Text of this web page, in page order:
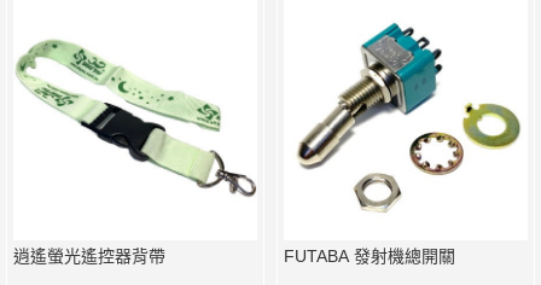
逍遙螢光遙控器背帶 FUTABA 發射機總開關